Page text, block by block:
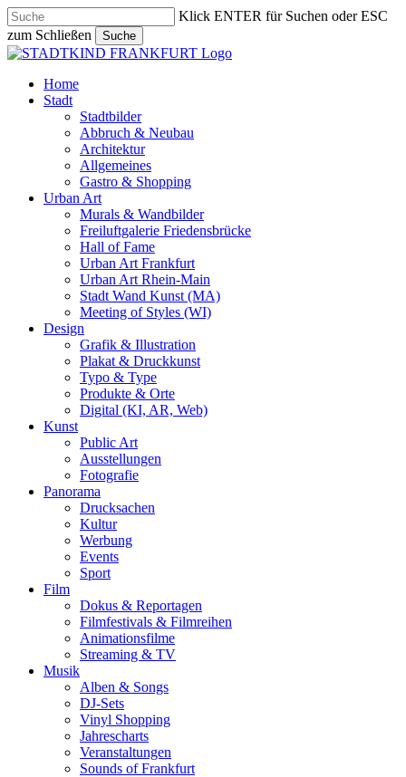
Skip
to
main
content
Klick ENTER für Suchen oder ESC
zum Schließen
Suche
Close
search
Menu
Home
Stadt
Stadtbilder
Abbruch & Neubau
Architektur
Allgemeines
Gastro & Shopping
Urban Art
Murals & Wandbilder
Freiluftgalerie Friedensbrücke
Hall of Fame
Urban Art Frankfurt
Urban Art Rhein-Main
Stadt Wand Kunst (MA)
Meeting of Styles (WI)
Design
Grafik & Illustration
Plakat & Druckkunst
Typo & Type
Produkte & Orte
Digital (KI, AR, Web)
Kunst
Public Art
Ausstellungen
Fotografie
Panorama
Drucksachen
Kultur
Werbung
Events
Sport
Film
Dokus & Reportagen
Filmfestivals & Filmreihen
Animationsfilme
Streaming & TV
Musik
Alben & Songs
DJ-Sets
Vinyl Shopping
Jahrescharts
Veranstaltungen
Sounds of Frankfurt